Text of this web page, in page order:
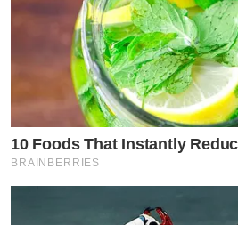
10 Foods That Instantly
BRAINBERRIES